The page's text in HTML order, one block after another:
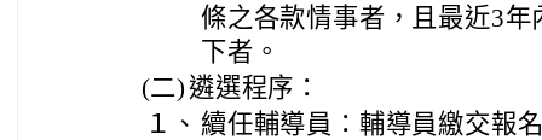
條之各款情事者，且最近3
下者。
(二) 遴選程序：
１、 續任輔導員：輔導員繳交報